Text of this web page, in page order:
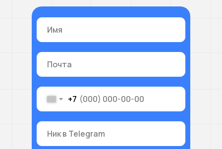
+7